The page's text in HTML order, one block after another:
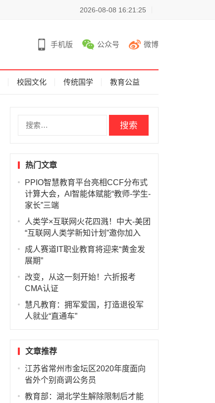
2026-08-08 16:21:25
手机版 公众号 微博
校园文化 传统国学 教育公益
热门文章
PPIO智慧教育平台亮相CCF分布式
计算大会，AI智能体赋能“教师-学生-
家长”三端
人类学×互联网火花四溅！中大-美团
“互联网人类学新知计划”邀你加入
成人赛道IT职业教育将迎来“黄金发
展期”
改变，从这一刻开始！六折报考
CMA认证
慧凡教育：拥军爱国，打造退役军
人就业“直通车”
文章推荐
江苏省常州市金坛区2020年度面向
省外个别商调公务员
教育部：湖北学生解除限制后才能